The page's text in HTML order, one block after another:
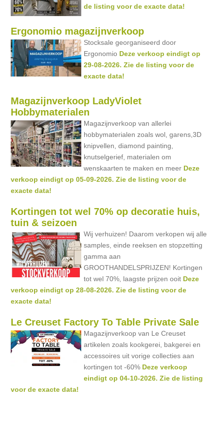
de listing voor de exacte data!
Ergonomio magazijnverkoop
Stocksale georganiseerd door
Ergonomio Deze verkoop eindigt op
29-08-2026. Zie de listing voor de
exacte data!
Magazijnverkoop LadyViolet
Hobbymaterialen
Magazijnverkoop van allerlei
hobbymaterialen zoals wol, garens,3D
knipvellen, diamond painting,
knutselgerief, materialen om
wenskaarten te maken en meer Deze
verkoop eindigt op 05-09-2026. Zie de listing voor de
exacte data!
Kortingen tot wel 70% op decoratie huis,
tuin & seizoen
Wij verhuizen! Daarom verkopen wij alle
samples, einde reeksen en stopzetting
gamma aan
GROOTHANDELSPRIJZEN! Kortingen
tot wel 70%, laagste prijzen ooit Deze
verkoop eindigt op 28-08-2026. Zie de listing voor de
exacte data!
Le Creuset Factory To Table Private Sale
Magazijnverkoop van Le Creuset
artikelen zoals kookgerei, bakgerei en
accessoires uit vorige collecties aan
kortingen tot -60% Deze verkoop
eindigt op 04-10-2026. Zie de listing
voor de exacte data!